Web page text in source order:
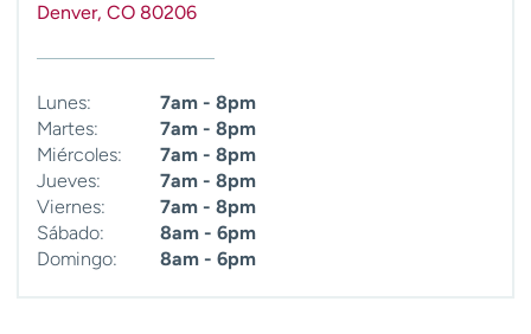
Denver, CO 80206
Lunes:
7am - 8pm
Martes:
7am - 8pm
Miércoles:
7am - 8pm
Jueves:
7am - 8pm
Viernes:
7am - 8pm
Sábado:
8am - 6pm
Domingo:
8am - 6pm